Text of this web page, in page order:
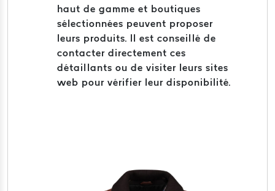
haut de gamme et boutiques
sélectionnées peuvent proposer
leurs produits. Il est conseillé de
contacter directement ces
détaillants ou de visiter leurs sites
web pour vérifier leur disponibilité.